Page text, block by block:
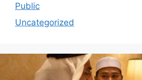
Public
Uncategorized